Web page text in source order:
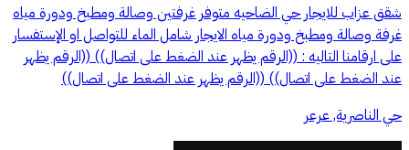
شقق عزاب للايجار حي الضاحيه متوفر غرفتين وصالة ومطبخ ودورة مياه
غرفة وصالة ومطبخ ودورة مياه الايجار شامل الماء للتواصل او الإستفسار
على ارقامنا التاليه : ((الرقم يظهر عند الضغط على اتصال)) ((الرقم يظهر
عند الضغط على اتصال)) ((الرقم يظهر عند الضغط على اتصال))
حي الناصرية, عرعر